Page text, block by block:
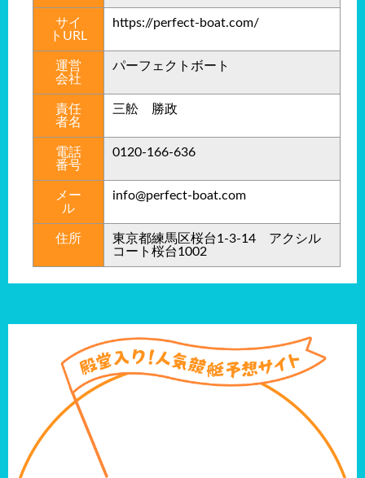
サイ
トURL
https://perfect-boat.com/
運営
会社
パーフェクトボート
責任
者名
三舩 勝政
電話
番号
0120-166-636
メー
ル
info@perfect-boat.com
住所
東京都練馬区桜台1-3-14 アクシル
コート桜台1002